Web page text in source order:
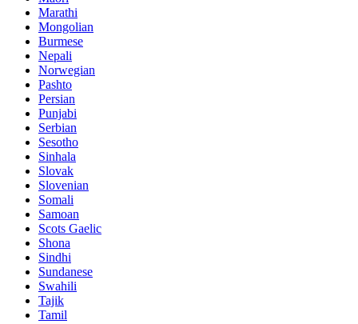
Marathi
Mongolian
Burmese
Nepali
Norwegian
Pashto
Persian
Punjabi
Serbian
Sesotho
Sinhala
Slovak
Slovenian
Somali
Samoan
Scots Gaelic
Shona
Sindhi
Sundanese
Swahili
Tajik
Tamil